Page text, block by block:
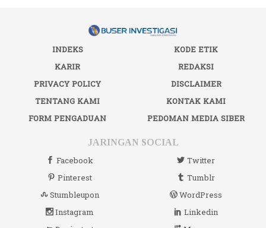
INDEKS
KODE ETIK
KARIR
REDAKSI
PRIVACY POLICY
DISCLAIMER
TENTANG KAMI
KONTAK KAMI
FORM PENGADUAN
PEDOMAN MEDIA SIBER
JARINGAN SOCIAL
Facebook
Twitter
Pinterest
Tumblr
Stumbleupon
WordPress
Instagram
Linkedin